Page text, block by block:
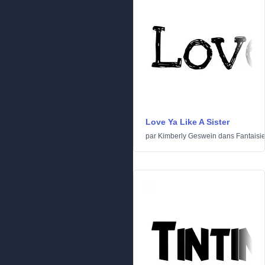
Love Ya Like A Sister
par Kimberly Geswein dans Fantaisie